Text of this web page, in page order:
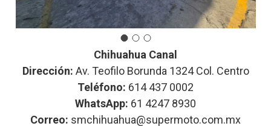
Chihuahua Canal
Dirección: Av. Teofilo Borunda 1324 Col. Centro
Teléfono: 614 437 0002
WhatsApp: 61 4247 8930
Correo: smchihuahua@supermoto.com.mx